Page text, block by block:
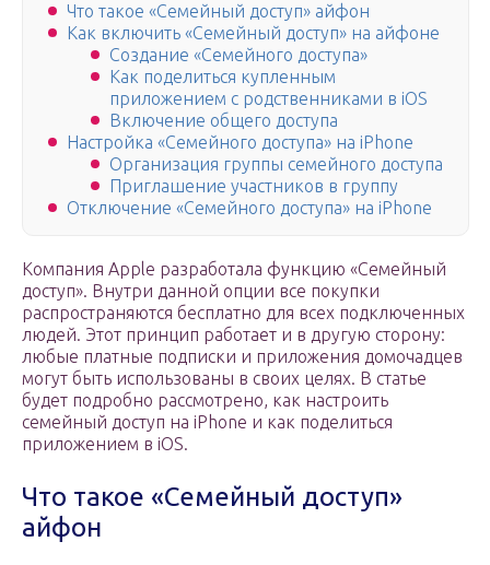
Что такое «Семейный доступ» айфон
Как включить «Семейный доступ» на айфоне
Создание «Семейного доступа»
Как поделиться купленным
приложением с родственниками в iOS
Включение общего доступа
Настройка «Семейного доступа» на iPhone
Организация группы семейного доступа
Приглашение участников в группу
Отключение «Семейного доступа» на iPhone
Компания Apple разработала функцию «Семейный
доступ». Внутри данной опции все покупки
распространяются бесплатно для всех подключенных
людей. Этот принцип работает и в другую сторону:
любые платные подписки и приложения домочадцев
могут быть использованы в своих целях. В статье
будет подробно рассмотрено, как настроить
семейный доступ на iPhone и как поделиться
приложением в iOS.
Что такое «Семейный доступ»
айфон